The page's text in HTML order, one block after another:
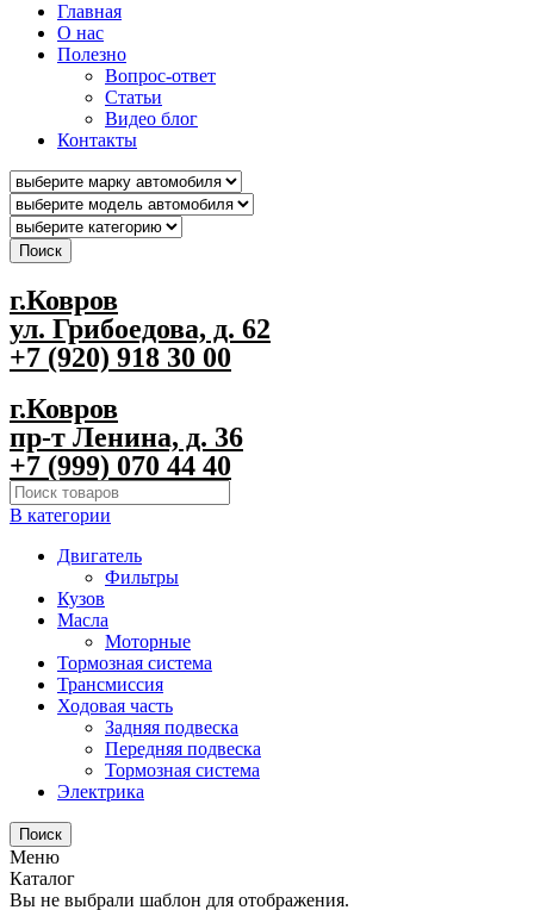
Главная
О нас
Полезно
Вопрос-ответ
Статьи
Видео блог
Контакты
Поиск
г.Ковров
ул. Грибоедова, д. 62
+7 (920) 918 30 00
г.Ковров
пр-т Ленина, д. 36
+7 (999) 070 44 40
В категории
Двигатель
Фильтры
Кузов
Масла
Моторные
Тормозная система
Трансмиссия
Ходовая часть
Задняя подвеска
Передняя подвеска
Тормозная система
Электрика
Поиск
Меню
Каталог
Вы не выбрали шаблон для отображения.